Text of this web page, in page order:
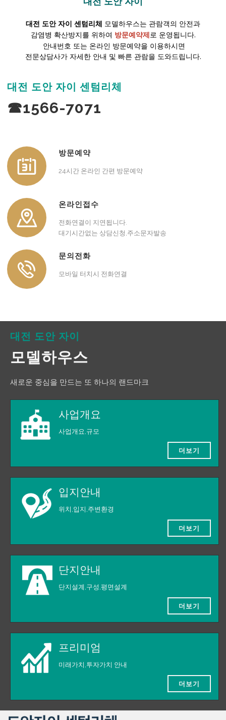
대전 도안 자이 센텀리체 모델하우스는 관람객의 안전과
감염병 확산방지를 위하여 방문예약제로 운영됩니다.
안내번호 또는 온라인 방문예약을 이용하시면
전문상담사가 자세한 안내 및 빠른 관람을 도와드립니다.
대전 도안 자이 센텀리체
☎1566-7071
방문예약
24시간 온라인 간편 방문예약
온라인접수
전화연결이 지연됩니다.
대기시간없는 상담신청,주소문자발송
문의전화
모바일 터치시 전화연결
대전 도안 자이
모델하우스
새로운 중심을 만드는 또 하나의 랜드마크
사업개요
사업개요,규모
더보기
입지안내
위치,입지,주변환경
더보기
단지안내
단지설계,구성,평면설계
더보기
프리미엄
미래가치,투자가치 안내
더보기